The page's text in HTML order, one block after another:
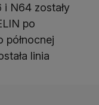
i N64 zostały
po
północnej
linia